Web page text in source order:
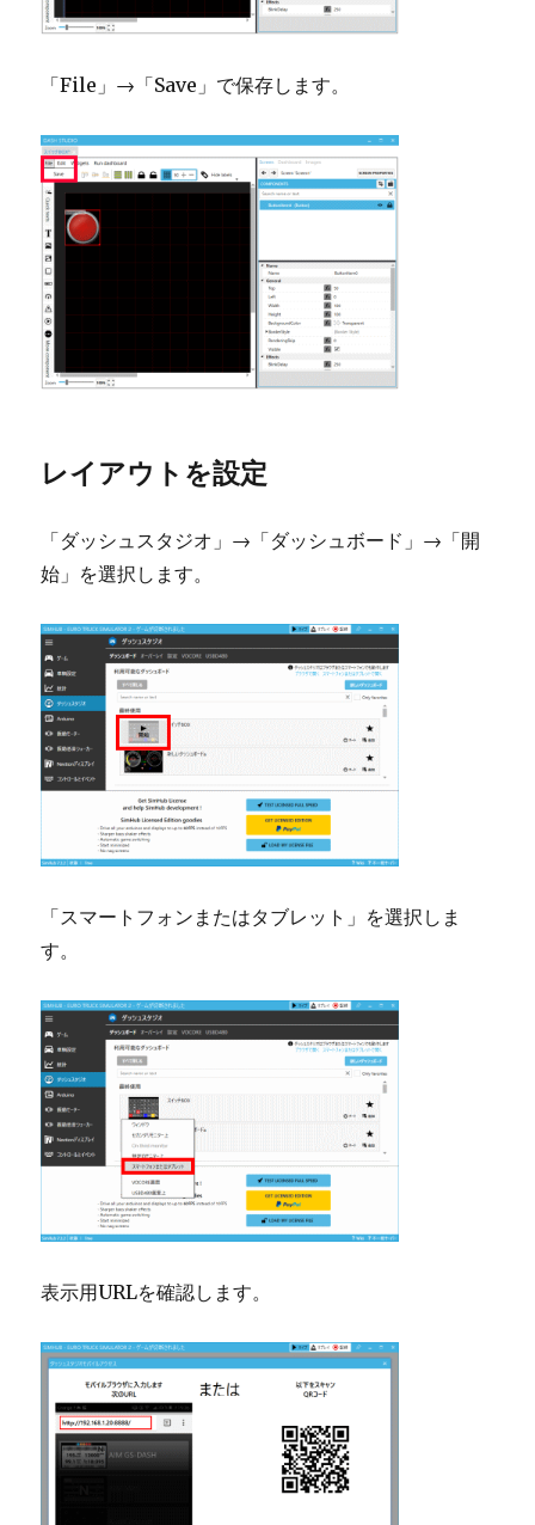
「File」→「Save」で保存します。
レイアウトを設定
「ダッシュスタジオ」→「ダッシュボード」→「開
始」を選択します。
「スマートフォンまたはタブレット」を選択しま
す。
表示用URLを確認します。